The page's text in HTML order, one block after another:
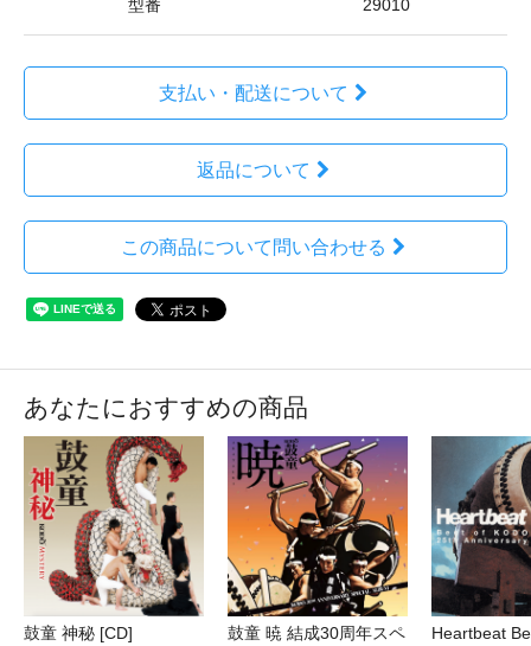
型番 29010
支払い・配送について
返品について
この商品について問い合わせる
あなたにおすすめの商品
鼓童 神秘 [CD]
鼓童 暁 結成30周年スペ
Heartbeat